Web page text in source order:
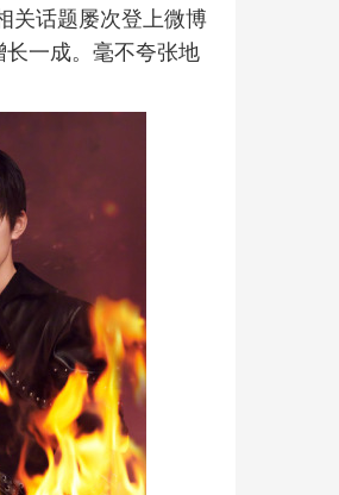
关话题屡次登上微博
一成。毫不夸张地